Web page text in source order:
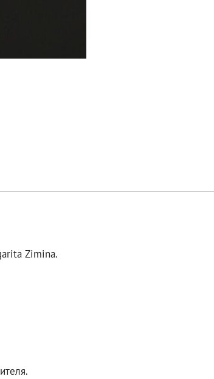
Zimina.